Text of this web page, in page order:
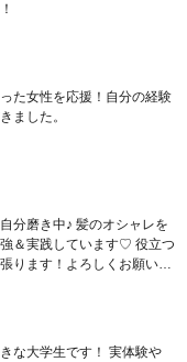
た女性を応援！自分の経験
ました。
分磨き中♪ 髪のオシャレを
＆実践しています♡ 役立つ
ります！よろしくお願いし
な大学生です！ 実体験や